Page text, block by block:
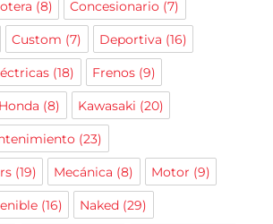
(8) Concesionario (7)
Custom (7) Deportiva (16)
(18) Frenos (9)
Honda (8) Kawasaki (20)
(23)
(19) Mecánica (8) Motor (9)
(16) Naked (29)